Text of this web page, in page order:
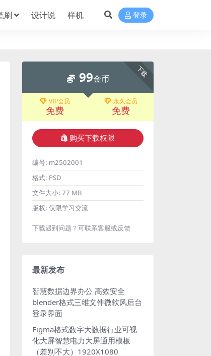
刷 设计说 样机 登录
下载
99金币
VIP会员
免费
永久会员
免费
购买下载权限
编号: m2502001
格式: PSD
文件大小: 77 MB
版权: 仅限学习交流
下载遇到问题？可联系客服或反馈
最新发布
智慧数据边界办公 高效安全
blender格式三维文件微软风后台
登录界面
Figma格式数字大数据行业可视
化大屏智慧电力大屏通用模板
（差别不大）1920X1080